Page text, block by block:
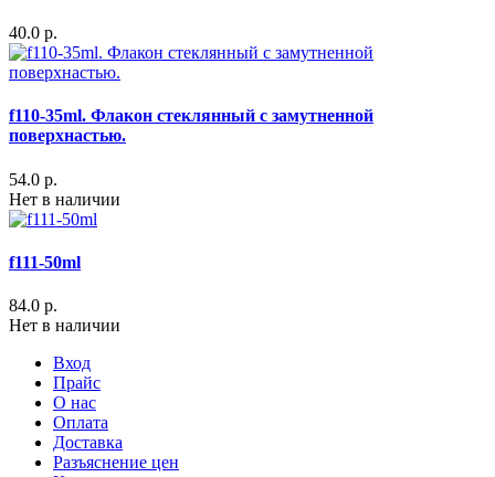
40.0 р.
f110-35ml. Флакон стеклянный с замутненной
поверхнастью.
54.0 р.
Нет в наличии
f111-50ml
84.0 р.
Нет в наличии
Вход
Прайс
О нас
Оплата
Доставка
Разъяснение цен